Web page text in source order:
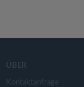
ÜBER
Kontaktanfrage